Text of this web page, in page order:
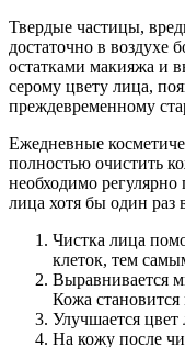
Твердые частицы,
достаточно в воздухе
остатками макияжа и
серому цвету лица,
преждевременному
Ежедневные
полностью очистить
необходимо
лица хотя бы один раз
Чистка лица
клеток, тем
Выравнивается
Кожа становится
Улучшается цвет
На кожу после